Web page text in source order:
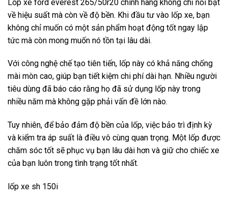
Lốp xe ford everest 265/50r20 chính hãng không chỉ nổi bật
về hiệu suất mà còn về độ bền. Khi đầu tư vào lốp xe, bạn
không chỉ muốn có một sản phẩm hoạt động tốt ngay lập
tức mà còn mong muốn nó tồn tại lâu dài.
Với công nghệ chế tạo tiên tiến, lốp này có khả năng chống
mài mòn cao, giúp bạn tiết kiệm chi phí dài hạn. Nhiều người
tiêu dùng đã báo cáo rằng họ đã sử dụng lốp này trong
nhiều năm mà không gặp phải vấn đề lớn nào.
Tuy nhiên, để bảo đảm độ bền của lốp, việc bảo trì định kỳ
và kiểm tra áp suất là điều vô cùng quan trọng. Một lốp được
chăm sóc tốt sẽ phục vụ bạn lâu dài hơn và giữ cho chiếc xe
của bạn luôn trong tình trạng tốt nhất.
lốp xe sh 150i